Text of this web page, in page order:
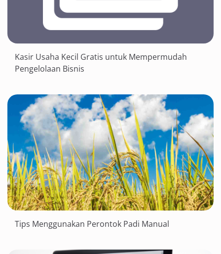
Kasir Usaha Kecil Gratis untuk Mempermudah
Pengelolaan Bisnis
Tips Menggunakan Perontok Padi Manual